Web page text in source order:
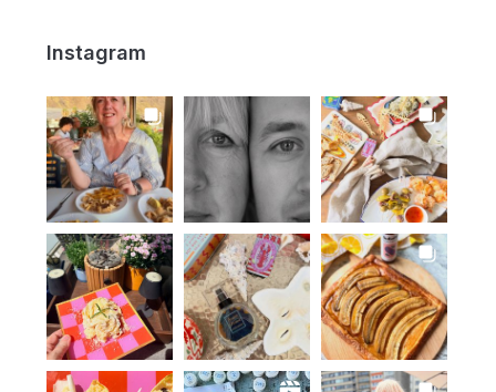
Instagram